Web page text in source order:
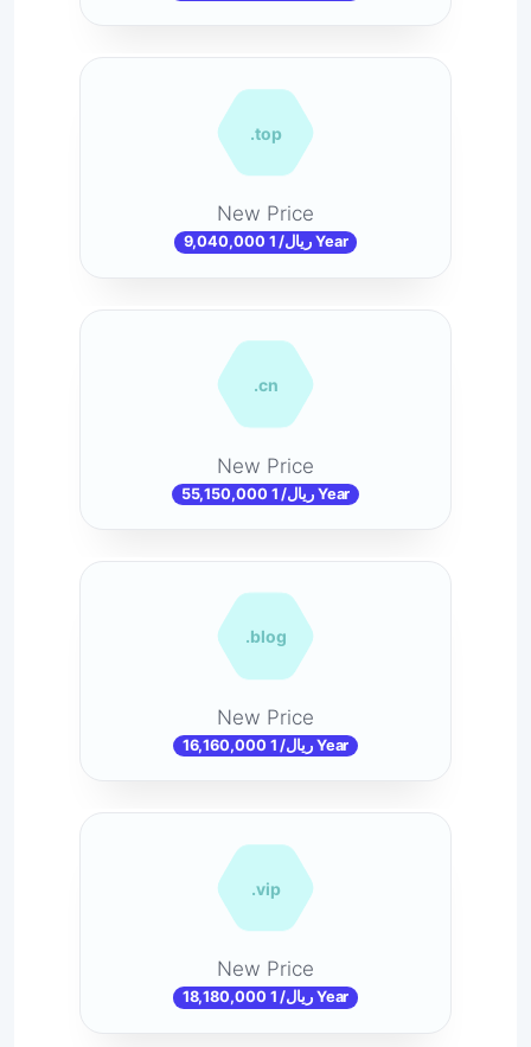
.top
New Price
9,040,000 ریال/ 1 Year
.cn
New Price
55,150,000 ریال/ 1 Year
.blog
New Price
16,160,000 ریال/ 1 Year
.vip
New Price
18,180,000 ریال/ 1 Year